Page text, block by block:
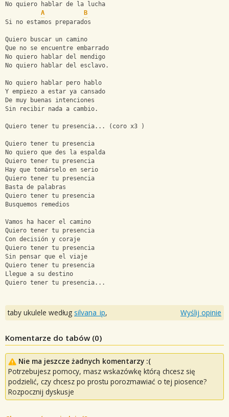
No quiero hablar de la lucha
A
B
Si no estamos preparados
Quiero buscar un camino
Que no se encuentre embarrado
No quiero hablar del mendigo
No quiero hablar del esclavo.
No quiero hablar pero hablo
Y empiezo a estar ya cansado
De muy buenas intenciones
Sin recibir nada a cambio.
Quiero tener tu presencia... (coro x3 )
Quiero tener tu presencia
No quiero que des la espalda
Quiero tener tu presencia
Hay que tomárselo en serio
Quiero tener tu presencia
Basta de palabras
Quiero tener tu presencia
Busquemos remedios
Vamos ha hacer el camino
Quiero tener tu presencia
Con decisión y coraje
Quiero tener tu presencia
Sin pensar que el viaje
Quiero tener tu presencia
Llegue a su destino
Quiero tener tu presencia...
taby ukulele według silvana_ip, Wyślij opinie
Komentarze do tabów (0)
Nie ma jeszcze żadnych komentarzy :(
Potrzebujesz pomocy, masz wskazówkę którą chcesz się
podzielić, czy chcesz po prostu porozmawiać o tej piosence?
Rozpocznij dyskusje